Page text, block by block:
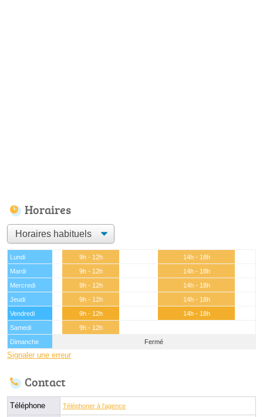
Horaires
Lundi 9h - 12h
14h - 18h
Mardi
9h - 12h
14h - 18h
Mercredi
9h - 12h
14h - 18h
Jeudi
9h - 12h
14h - 18h
Vendredi
9h - 12h
14h - 18h
Samedi
9h - 12h
Dimanche
Fermé
Signaler une erreur
Contact
Téléphone Téléphoner à l'agence